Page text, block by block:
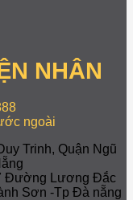
NHÂN
ngoài
Trinh, Quận Ngũ
Đường Lương Đắc
Sơn -Tp Đà nẵng